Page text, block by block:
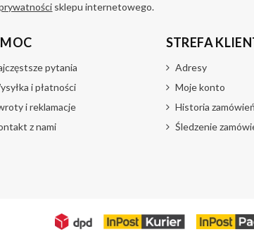
sklepu internetowego.
pytania
i płatności
i reklamacje
z nami
STREFA
Adresy
Moje konto
Historia zamówień
Śledzenie